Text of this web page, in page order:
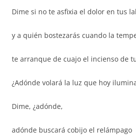
Dime si no te asfixia el dolor en tus
y a quién bostezarás cuando la
te arranque de cuajo el incienso de
¿Adónde volará la luz que hoy
Dime, ¿adónde,
adónde buscará cobijo el relámpago